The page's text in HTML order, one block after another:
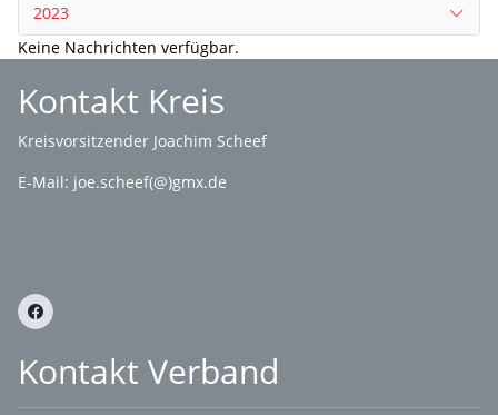
2023
Keine Nachrichten verfügbar.
Kontakt Kreis
Kreisvorsitzender Joachim Scheef
E-Mail: joe.scheef(@)gmx.de
Kontakt Verband